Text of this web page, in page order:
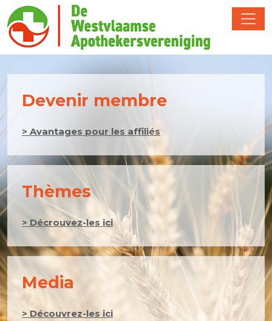
Devenir membre
> Avantages pour les affiliés
Thèmes
> Décrouvez-les ici
Media
> Découvrez-les ici